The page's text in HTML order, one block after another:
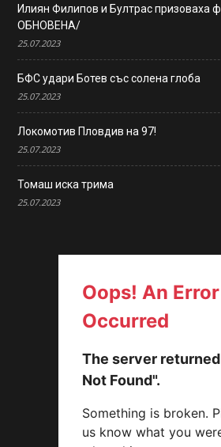
Илиян Филипов и Бултрас призоваха
ОБНОВЕНА/
25.07.2023
БФС удари Ботев със солена глоба
25.07.2023
Локомотив Пловдив на 97!
25.07.2023
Томаш иска трима
25.07.2023